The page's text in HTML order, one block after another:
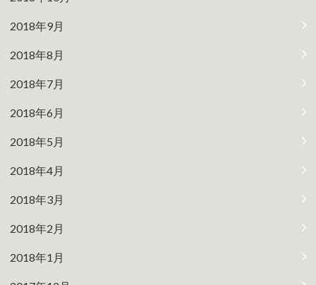
2018年9月
2018年8月
2018年7月
2018年6月
2018年5月
2018年4月
2018年3月
2018年2月
2018年1月